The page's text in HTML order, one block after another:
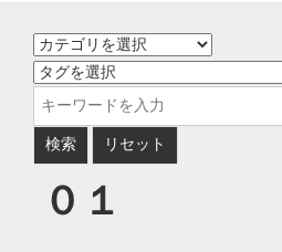
風水師ウ
水ゼミナ
学・四柱
学を合わ
０１